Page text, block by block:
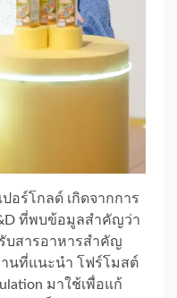
อร์โกลด์ เกิดจากการ
ที่พบข้อมูลสำคัญว่า
รับสารอาหารสำคัญ
นที่แนะนำ โฟร์โมสต์
มาใช้เพื่อแก้